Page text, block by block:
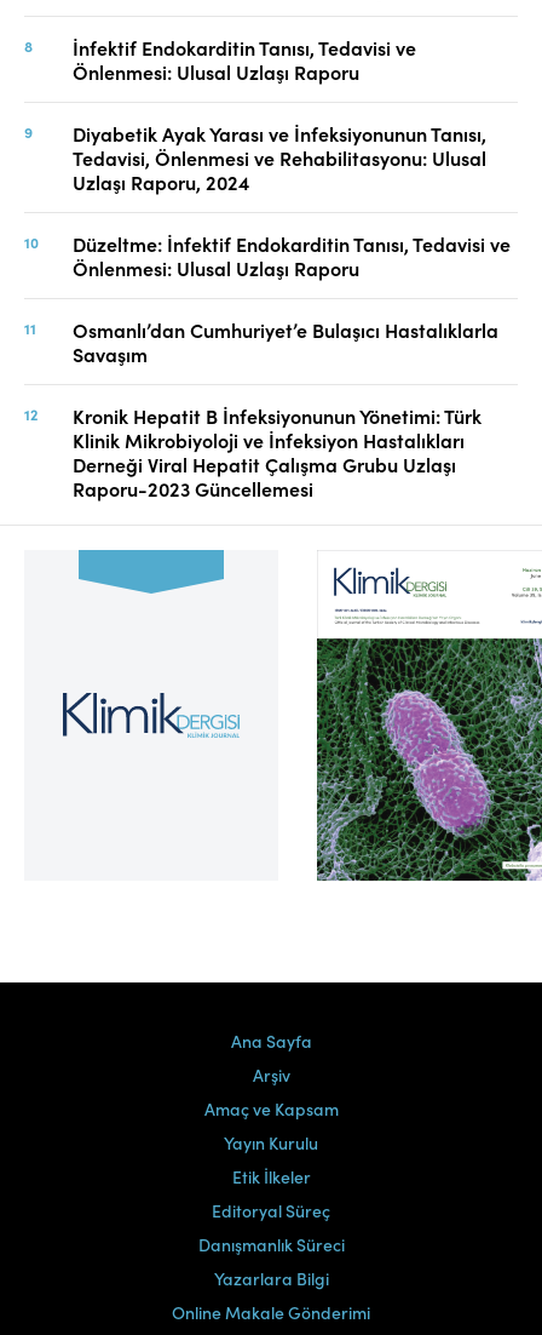
İnfektif Endokarditin Tanısı, Tedavisi ve
Önlenmesi: Ulusal Uzlaşı Raporu
Diyabetik Ayak Yarası ve İnfeksiyonunun Tanısı,
Tedavisi, Önlenmesi ve Rehabilitasyonu: Ulusal
Uzlaşı Raporu, 2024
Düzeltme: İnfektif Endokarditin Tanısı, Tedavisi ve
Önlenmesi: Ulusal Uzlaşı Raporu
Osmanlı’dan Cumhuriyet’e Bulaşıcı Hastalıklarla
Savaşım
Kronik Hepatit B İnfeksiyonunun Yönetimi: Türk
Klinik Mikrobiyoloji ve İnfeksiyon Hastalıkları
Derneği Viral Hepatit Çalışma Grubu Uzlaşı
Raporu-2023 Güncellemesi
Cilt 39, Sayı 2
Ana Sayfa
Arşiv
Amaç ve Kapsam
Yayın Kurulu
Etik İlkeler
Editoryal Süreç
Danışmanlık Süreci
Yazarlara Bilgi
Online Makale Gönderimi